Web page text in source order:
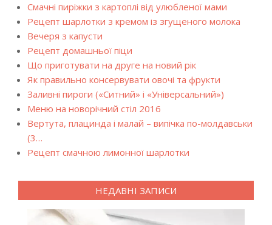
Смачні пиріжки з картоплі від улюбленої мами
Рецепт шарлотки з кремом із згущеного молока
Вечеря з капусти
Рецепт домашньої піци
Що приготувати на друге на новий рік
Як правильно консервувати овочі та фрукти
Заливні пироги («Ситний» і «Універсальний»)
Меню на новорічний стіл 2016
Вертута, плацинда і малай – випічка по-молдавськи
(3…
Рецепт смачною лимонної шарлотки
НЕДАВНІ ЗАПИСИ